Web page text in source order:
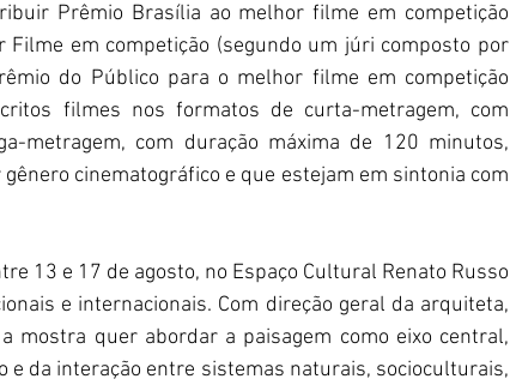
Prêmio Brasília ao melhor filme em competição
em competição (segundo um júri composto por
do Público para o melhor filme em competição
filmes nos formatos de curta-metragem, com
metragem, com duração máxima de 120 minutos,
cinematográfico e que estejam em sintonia com
13 e 17 de agosto, no Espaço Cultural Renato Russo
e internacionais. Com direção geral da arquiteta,
mostra quer abordar a paisagem como eixo central,
da interação entre sistemas naturais, socioculturais,